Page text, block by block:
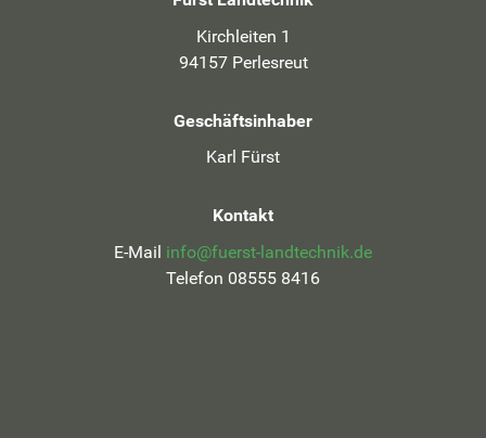
Kirchleiten 1
94157 Perlesreut
Geschäftsinhaber
Karl Fürst
Kontakt
E-Mail info@fuerst-landtechnik.de
Telefon 08555 8416